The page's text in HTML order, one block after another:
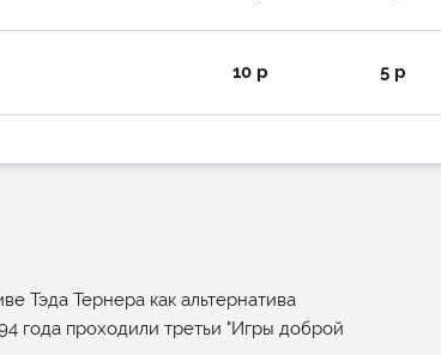
10 р 5 р
Тэда Тернера как альтернатива
года проходили третьи "Игры доброй